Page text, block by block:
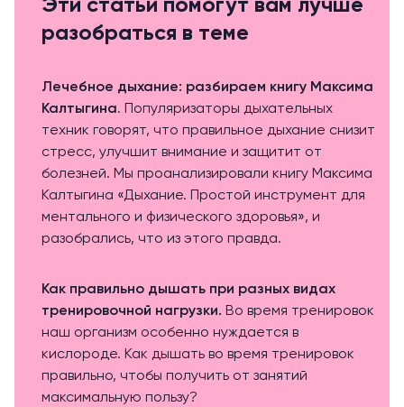
Эти статьи помогут вам лучше
разобраться в теме
Лечебное дыхание: разбираем книгу Максима
Калтыгина. Популяризаторы дыхательных
техник говорят, что правильное дыхание снизит
стресс, улучшит внимание и защитит от
болезней. Мы проанализировали книгу Максима
Калтыгина «Дыхание. Простой инструмент для
ментального и физического здоровья», и
разобрались, что из этого правда.
Как правильно дышать при разных видах
тренировочной нагрузки. Во время тренировок
наш организм особенно нуждается в
кислороде. Как дышать во время тренировок
правильно, чтобы получить от занятий
максимальную пользу?